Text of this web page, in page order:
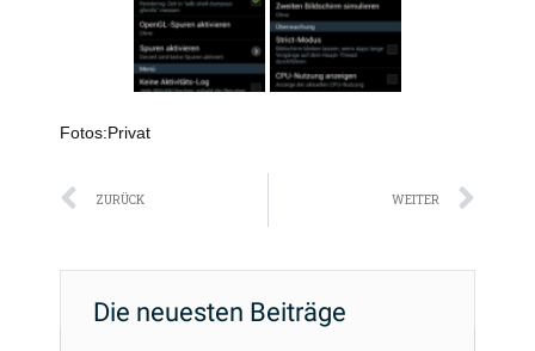
Fotos:Privat
Zurück
ZURÜCK WEITER
Die neuesten Beiträge